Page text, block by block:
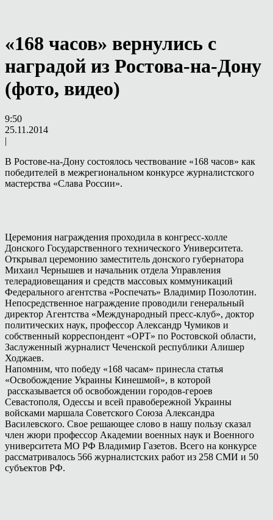
«168 часов» вернулись с
наградой из Ростова-на-Дону
(фото, видео)
9:50
25.11.2014
|
В Ростове-на-Дону состоялось чествование «168 часов» как
победителей в межрегиональном конкурсе журналистского
мастерства «Слава России».
Церемония награждения проходила в конгресс-холле
Донского Государственного технического Университета.
Открывал церемонию заместитель донского губернатора
Михаил Чернышев и начальник отдела Управления
телерадиовещания и средств массовых коммуникаций
Федерального агентства «Роспечать» Владимир Позолотин.
Непосредственное награждение проводили генеральный
директор Агентства «Международный пресс-клуб», доктор
политических наук, профессор Александр Чумиков и
собственный корреспондент «ОРТ» по Ростовской области,
Заслуженный журналист Чеченской республики Алишер
Ходжаев.
Напомним, что победу «168 часам» принесла статья
«Освобождение Украины Кинешмой», в которой
рассказывается об освобождении городов-героев
Севастополя, Одессы и всей правобережной Украины
войсками маршала Советского Союза Александра
Василевского. Свое решающее слово в нашу пользу сказал
член жюри профессор Академии военных наук и Военного
университета МО РФ Владимир Газетов. Всего на конкурсе
рассматривалось 566 журналистских работ из 258 СМИ и 50
субъектов РФ.